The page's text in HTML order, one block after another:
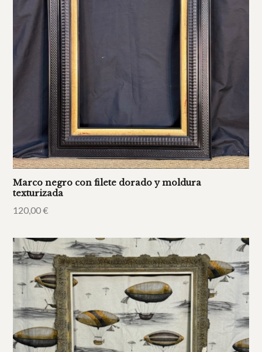
Marco negro con filete dorado y moldura
texturizada
120,00€